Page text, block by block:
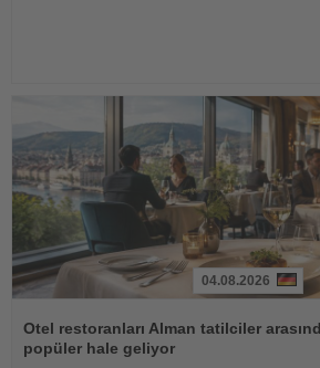
Oku
04.08.2026
Otel restoranları Alman tatilciler
popüler hale geliyor